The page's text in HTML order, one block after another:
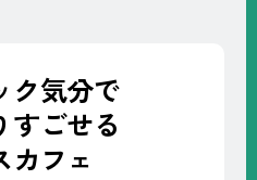
ク気分で
すごせる
カフェ